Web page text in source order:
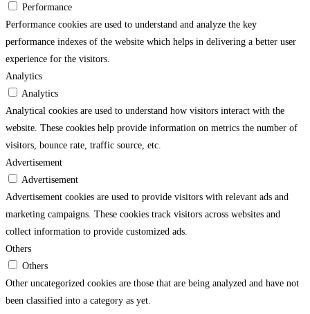
Performance
Performance cookies are used to understand and analyze the key
performance indexes of the website which helps in delivering a better user
experience for the visitors.
Analytics
Analytics
Analytical cookies are used to understand how visitors interact with the
website. These cookies help provide information on metrics the number of
visitors, bounce rate, traffic source, etc.
Advertisement
Advertisement
Advertisement cookies are used to provide visitors with relevant ads and
marketing campaigns. These cookies track visitors across websites and
collect information to provide customized ads.
Others
Others
Other uncategorized cookies are those that are being analyzed and have not
been classified into a category as yet.